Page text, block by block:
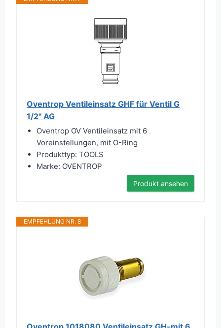
Oventrop Ventileinsatz GHF für Ventil G
1/2" AG
Oventrop OV Ventileinsatz mit 6
Voreinstellungen, mit O-Ring
Produkttyp: TOOLS
Marke: OVENTROP
Produkt ansehen
EMPFEHLUNG NR. 8